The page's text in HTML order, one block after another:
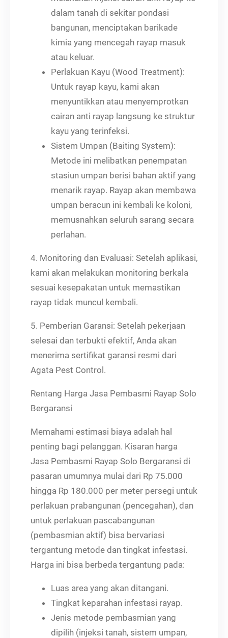
dalam tanah di sekitar pondasi
bangunan, menciptakan barikade
kimia yang mencegah rayap masuk
atau keluar.
Perlakuan Kayu (Wood Treatment):
Untuk rayap kayu, kami akan
menyuntikkan atau menyemprotkan
cairan anti rayap langsung ke struktur
kayu yang terinfeksi.
Sistem Umpan (Baiting System):
Metode ini melibatkan penempatan
stasiun umpan berisi bahan aktif yang
menarik rayap. Rayap akan membawa
umpan beracun ini kembali ke koloni,
memusnahkan seluruh sarang secara
perlahan.
4. Monitoring dan Evaluasi: Setelah aplikasi,
kami akan melakukan monitoring berkala
sesuai kesepakatan untuk memastikan
rayap tidak muncul kembali.
5. Pemberian Garansi: Setelah pekerjaan
selesai dan terbukti efektif, Anda akan
menerima sertifikat garansi resmi dari
Agata Pest Control.
Rentang Harga Jasa Pembasmi Rayap Solo
Bergaransi
Memahami estimasi biaya adalah hal
penting bagi pelanggan. Kisaran harga
Jasa Pembasmi Rayap Solo Bergaransi di
pasaran umumnya mulai dari Rp 75.000
hingga Rp 180.000 per meter persegi untuk
perlakuan prabangunan (pencegahan), dan
untuk perlakuan pascabangunan
(pembasmian aktif) bisa bervariasi
tergantung metode dan tingkat infestasi.
Harga ini bisa berbeda tergantung pada:
Luas area yang akan ditangani.
Tingkat keparahan infestasi rayap.
Jenis metode pembasmian yang
dipilih (injeksi tanah, sistem umpan,